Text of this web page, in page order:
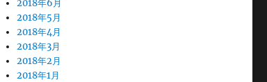
2018年6月
2018年5月
2018年4月
2018年3月
2018年2月
2018年1月